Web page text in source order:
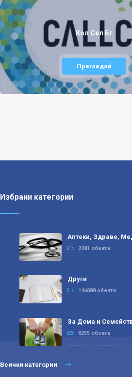
Кол Сел Бг
Прегледай
Избрани категории
Аптеки, Здраве,
2281 обекта
Други
146088 обекта
За Дома и
8255 обекта
Всички категории